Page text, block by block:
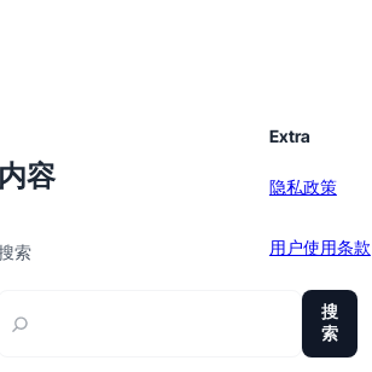
容
索
搜
索
Extra
隐私政策
用户使用条款
sitemap